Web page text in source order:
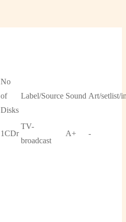
No
of
Disks
Label/Source Sound Art/setlist/
1CDr
TV-
broadcast
A+ -